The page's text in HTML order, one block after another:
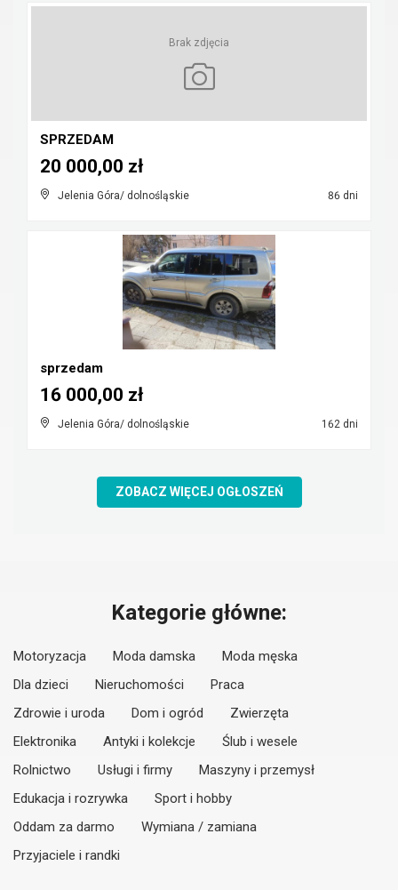
Brak zdjęcia
SPRZEDAM
Jelenia Góra/ dolnośląskie 86 dni
20 000,00 zł
sprzedam
Jelenia Góra/ dolnośląskie 162 dni
16 000,00 zł
ZOBACZ WIĘCEJ OGŁOSZEŃ
Kategorie główne:
Motoryzacja Moda damska
Moda męska
Dla dzieci
Nieruchomości
Praca
Zdrowie i uroda
Dom i ogród
Zwierzęta
Elektronika
Antyki i kolekcje
Ślub i wesele
Rolnictwo
Usługi i firmy
Maszyny i przemysł
Edukacja i rozrywka
Sport i hobby
Oddam za darmo
Wymiana / zamiana
Przyjaciele i randki